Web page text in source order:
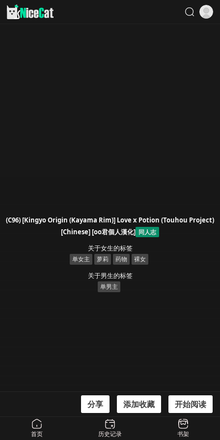
(C96) [Kingyo Origin (Kayama Rim)] Love x Potion (Touhou Project)
[Chinese] [oo君個人漢化] 同人志
关于女生的标签
单女主 萝莉 药物 裸女
关于男生的标签
单男主
(C96) [Kingyo Origin (Kayama Rim)] Love x Potion (Touhou Project) [Chinese]
[oo君個人漢化]
分享 添加收藏 开始阅读
首页 历史记录 书架